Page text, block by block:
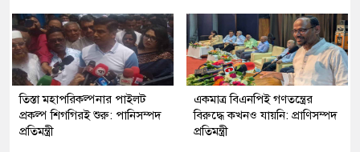
তিস্তা মহাপরিকল্পনার পাইলট
প্রকল্প শিগগিরই শুরু: পানিসম্পদ
প্রতিমন্ত্রী
একমাত্র বিএনপিই গণতন্ত্রের
বিরুদ্ধে কখনও যায়নি: প্রাণিসম্পদ
প্রতিমন্ত্রী